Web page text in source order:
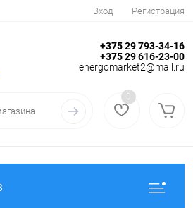
Вход Регистрация
+375 29 793-34-16
+375 29 616-23-00
energomarket2@mail.ru
0